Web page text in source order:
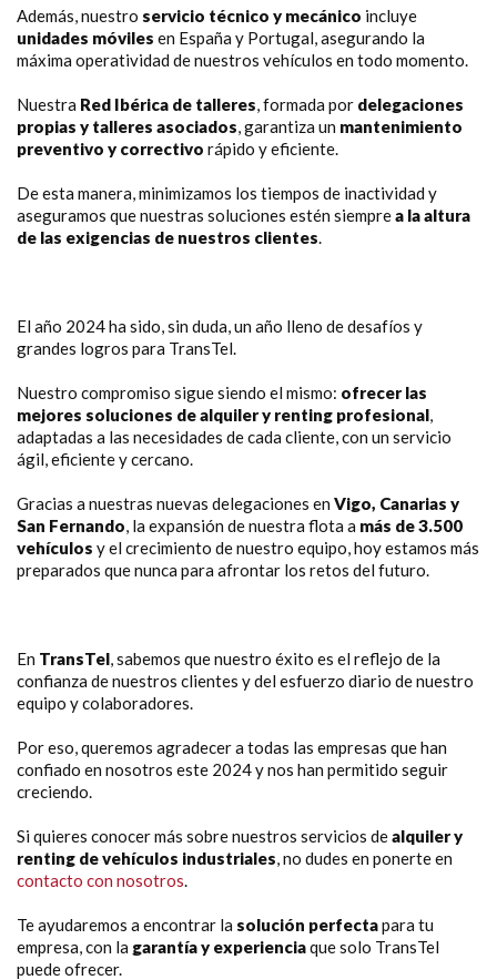
Además, nuestro servicio técnico y mecánico incluye
unidades móviles en España y Portugal, asegurando la
máxima operatividad de nuestros vehículos en todo momento.
Nuestra Red Ibérica de talleres , formada por delegaciones
propias y talleres asociados , garantiza un mantenimiento
preventivo y correctivo rápido y eficiente.
De esta manera, minimizamos los tiempos de inactividad y
aseguramos que nuestras soluciones estén siemprea la altura
de las exigencias de nuestros clientes
El año 2024 ha sido, sin duda, un año lleno de desafíos y
grandes logros para TransTel.
Nuestro compromiso sigue siendo el mismo: ofrecer las
mejores soluciones de alquiler y renting profesional
adaptadas a las necesidades de cada cliente, con un servicio
ágil, eficiente y cercano.
Gracias a nuestras nuevas delegaciones en Vigo, Canarias y
San Fernando , la expansión de nuestra flota a más de 3.500
vehículos y el crecimiento de nuestro equipo, hoy estamos más
preparados que nunca para afrontar los retos del futuro.
En TransTel , sabemos que nuestro éxito es el reflejo de la
confianza de nuestros clientes y del esfuerzo diario de nuestro
equipo y colaboradores.
Por eso, queremos agradecer a todas las empresas que han
confiado en nosotros este 2024 y nos han permitido seguir
creciendo.
Si quieres conocer más sobre nuestros servicios dealquiler y
renting de vehículos industriales , no dudes en ponerte en
contacto con nosotros
Te ayudaremos a encontrar la solución perfectapara tu
empresa, con la garantía y experienciaque solo TransTel
puede ofrecer.